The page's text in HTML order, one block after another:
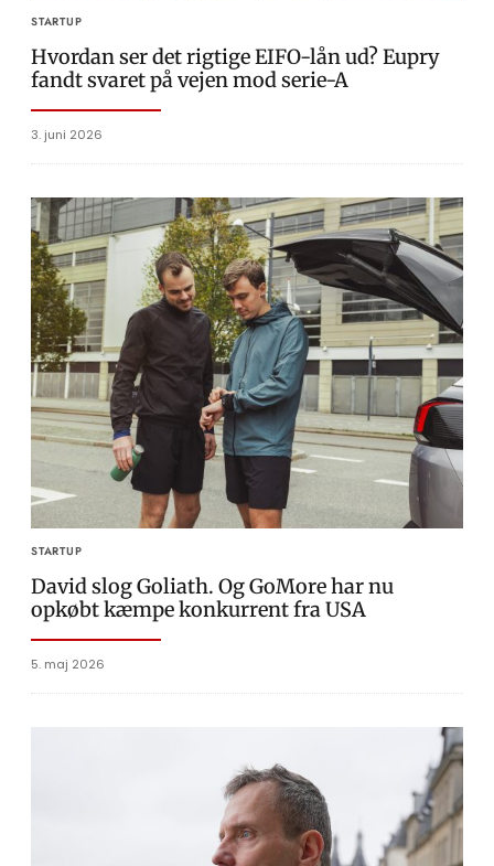
STARTUP
Hvordan ser det rigtige EIFO-lån ud? Eupry
fandt svaret på vejen mod serie-A
3. juni 2026
STARTUP
David slog Goliath. Og GoMore har nu
opkøbt kæmpe konkurrent fra USA
5. maj 2026